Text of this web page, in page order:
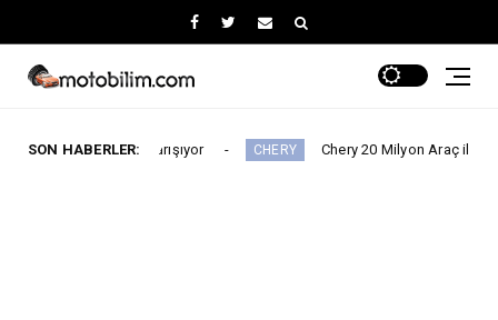
SON HABERLER:
Karışıyor CHERY Chery 20 Milyon Araç ile Aylık 200 Bin